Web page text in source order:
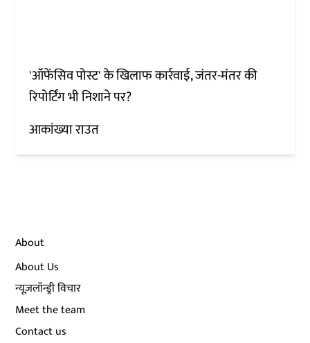
'ऑफेंसिव पोस्ट' के खिलाफ कार्रवाई, जंतर-मंतर की
रिपोर्टिंग भी निशाने पर?
आकांख्या राउत
About
About Us
न्यूज़लॉन्ड्री विचार
Meet the team
Contact us